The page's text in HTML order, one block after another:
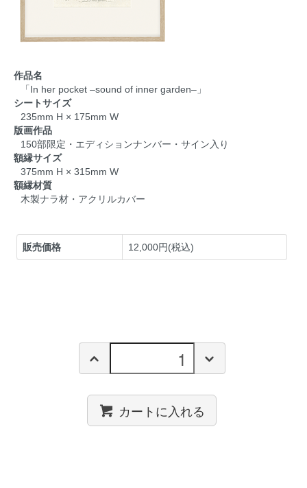
作品名
「In her pocket –sound of inner garden–」
シートサイズ
235mm H × 175mm W
版画作品
150部限定・エディションナンバー・サイン入り
額縁サイズ
375mm H × 315mm W
額縁材質
木製ナラ材・アクリルカバー
販売価格 12,000円(税込)
カートに入れる